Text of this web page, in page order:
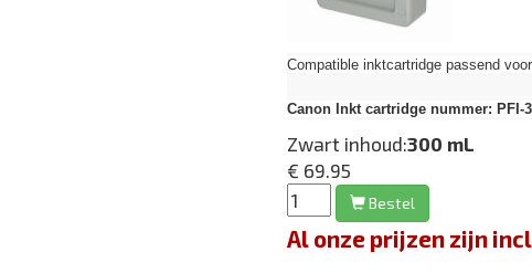
Compatible inktcartridge passend
Canon Inkt cartridge nummer: PFI-
Zwart inhoud:300 mL
€ 69.95
Bestel
Al onze prijzen zijn